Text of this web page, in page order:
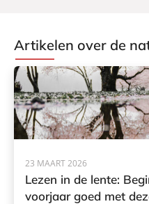
Artikelen over de
23 MAART 2026
Lezen in de lente:
voorjaar goed met